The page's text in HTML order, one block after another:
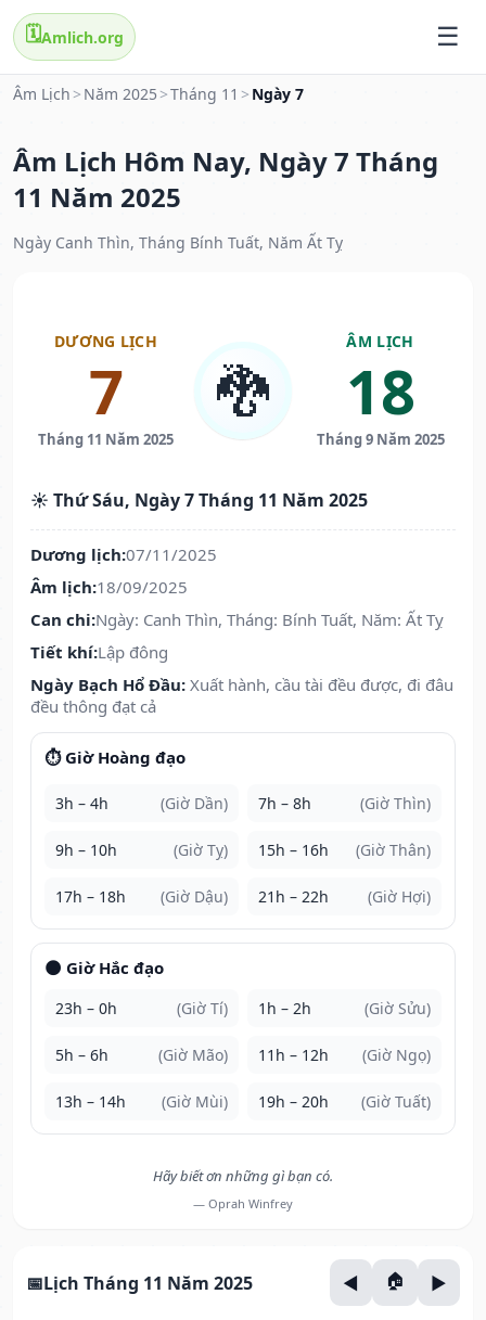
🗓️Amlich.org
Âm Lịch > Năm 2025 >Tháng 11 > Ngày 7
Âm Lịch Hôm Nay, Ngày 7 Tháng
11 Năm 2025
Ngày Canh Thìn, Tháng Bính Tuất, Năm Ất Tỵ
DƯƠNG LỊCH
7
Tháng 11 Năm 2025
🐉
ÂM LỊCH
18
Tháng 9 Năm 2025
☀️ Thứ Sáu, Ngày 7 Tháng 11 Năm 2025
Dương lịch:07/11/2025
Âm lịch:18/09/2025
Can chi:Ngày: Canh Thìn, Tháng: Bính Tuất, Năm: Ất Tỵ
Tiết khí:Lập đông
Ngày Bạch Hổ Đầu: Xuất hành, cầu tài đều được, đi đâu
đều thông đạt cả
⏱️ Giờ Hoàng đạo
3h – 4h (Giờ Dần) 7h – 8h (Giờ Thìn)
9h – 10h (Giờ Tỵ) 15h – 16h (Giờ Thân)
17h – 18h (Giờ Dậu) 21h – 22h (Giờ Hợi)
🌑 Giờ Hắc đạo
23h – 0h (Giờ Tí) 1h – 2h (Giờ Sửu)
5h – 6h (Giờ Mão) 11h – 12h (Giờ Ngọ)
13h – 14h (Giờ Mùi) 19h – 20h (Giờ Tuất)
Hãy biết ơn những gì bạn có.
— Oprah Winfrey
Lịch Tháng 11 Năm 2025